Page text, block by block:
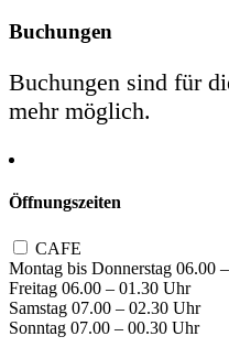
Buchungen
Buchungen sind für
mehr möglich.
Öffnungszeiten
CAFE
Montag bis Donnerstag 06.00
Freitag 06.00 – 01.30 Uhr
Samstag 07.00 – 02.30 Uhr
Sonntag 07.00 – 00.30 Uhr